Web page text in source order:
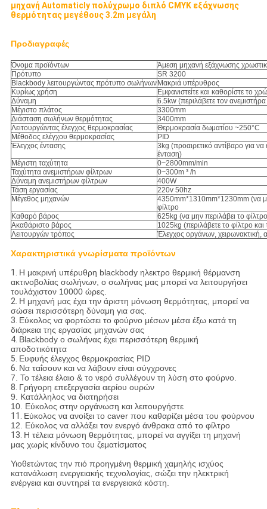
μηχανή Automaticly πολύχρωμο διπλό CMYK εξάχνωσης
θερμότητας μεγέθους 3.2m μεγάλη
Προδιαγραφές
Όνομα προϊόντων
Άμεση μηχανή εξάχνωσης
Πρότυπο
SR 3200
Blackbody λειτουργώντας πρότυπο σωλήνων Μακριά υπέρυθρος
Κυρίως χρήση
Εμφανιστείτε και καθορίστε το
Δύναμη
6.5kw (περιλάβετε τον
Μέγιστο πλάτος
3300mm
Διάσταση σωλήνων θερμότητας
3400mm
Λειτουργώντας έλεγχος θερμοκρασίας
Θερμοκρασία δωματίου ~250°C
Μέθοδος ελέγχου θερμοκρασίας
PID
Έλεγχος έντασης
3kg (προαιρετικό αντίβαρο για να
ένταση)
Μέγιστη ταχύτητα
0~2800mm/min
Ταχύτητα ανεμιστήρων φίλτρων
0~300m ³ /h
Δύναμη ανεμιστήρων φίλτρων
400W
Τάση εργασίας
220v 50hz
Μέγεθος μηχανών
4350mm*1310mm*1230mm (να
φίλτρο
Καθαρό βάρος
625kg (να μην περιλάβει το
Ακαθάριστο βάρος
1025kg (περιλάβετε το φίλτρο
Λειτουργών τρόπος
Έλεγχος οργάνων, χειρωνακτική,
Χαρακτηριστικά γνωρίσματα προϊόντων
1. Η μακρινή υπέρυθρη blackbody ηλεκτρο θερμική θέρμανση
ακτινοβολίας σωλήνων, ο σωλήνας μας μπορεί να λειτουργήσει
τουλάχιστον 10000 ώρες.
2. Η μηχανή μας έχει την άριστη μόνωση θερμότητας, μπορεί να
σώσει περισσότερη δύναμη για σας.
3. Εύκολος να φορτώσει το φούρνο μέσων μέσα έξω κατά τη
διάρκεια της εργασίας μηχανών σας
4. Blackbody ο σωλήνας έχει περισσότερη θερμική
αποδοτικότητα
5. Ευφυής έλεγχος θερμοκρασίας PID
6. Να ταΐσουν και να λάβουν είναι σύγχρονες
7. Το τέλεια έλαιο & το νερό συλλέγουν τη λύση στο φούρνο.
8. Γρήγορη επεξεργασία αερίου ουρών
9. Κατάλληλος να διατηρήσει
10. Εύκολος στην οργάνωση και λειτουργήστε
11. Εύκολος να ανοίξει το caver που καθαρίζει μέσα του φούρνου
12. Εύκολος να αλλάξει τον ενεργό άνθρακα από το φίλτρο
13. Η τέλεια μόνωση θερμότητας, μπορεί να αγγίξει τη μηχανή
μας χωρίς κίνδυνο του ζεματίσματος
Υιοθετώντας την πιό προηγμένη θερμική χαμηλής ισχύος
κατανάλωση ενεργειακής τεχνολογίας, σώζει την ηλεκτρική
ενέργεια και συντηρεί τα ενεργειακά κόστη.